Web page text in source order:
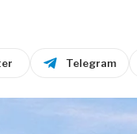
Telegram